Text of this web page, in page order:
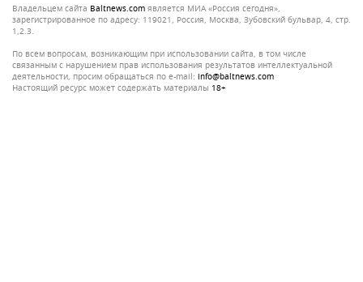
Владельцем сайта
baltnews.com является МИА «Россия сегодня»,
зарегистрированное по адресу: 119021, Россия, Москва, Зубовский бульвар, 4, стр.
1,2.3.
По всем вопросам, возникающим при использовании сайта, в том числе
связанным с нарушением прав использования результатов интеллектуальной
деятельности, просим обращаться по e-mail: info@baltnews.com
Настоящий ресурс может содержать материалы 18+